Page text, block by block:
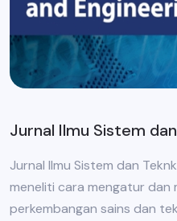
Jurnal Ilmu Sistem
Jurnal Ilmu Sistem dan
meneliti cara mengatur dan
perkembangan sains dan